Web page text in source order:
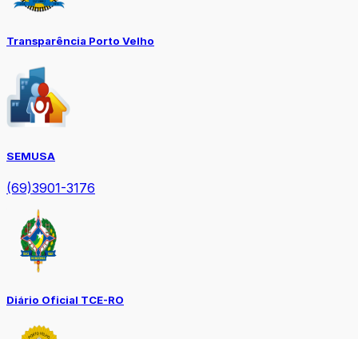
Transparência Porto Velho
SEMUSA
(69)3901-3176
Diário Oficial TCE-RO